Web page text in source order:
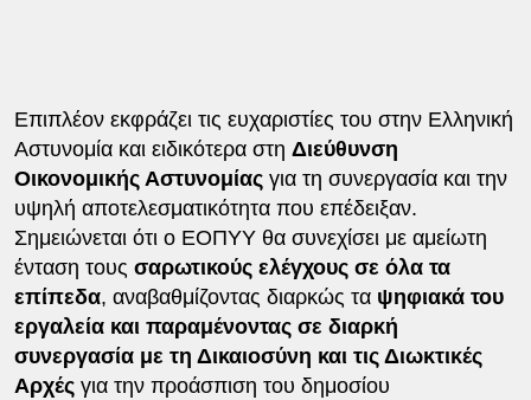
Επιπλέον εκφράζει τις ευχαριστίες του στην Ελληνική
Αστυνομία και ειδικότερα στη Διεύθυνση
Οικονομικής Αστυνομίαςγια τη συνεργασία και την
υψηλή αποτελεσματικότητα που επέδειξαν.
Σημειώνεται ότι ο ΕΟΠΥΥ θα συνεχίσει με αμείωτη
ένταση τους σαρωτικούς ελέγχους σε όλα τα
επίπεδα, αναβαθμίζοντας διαρκώς τα ψηφιακά του
εργαλεία και παραμένοντας σε διαρκή
συνεργασία με τη Δικαιοσύνη και τις Διωκτικές
Αρχέςγια την προάσπιση του δημοσίου